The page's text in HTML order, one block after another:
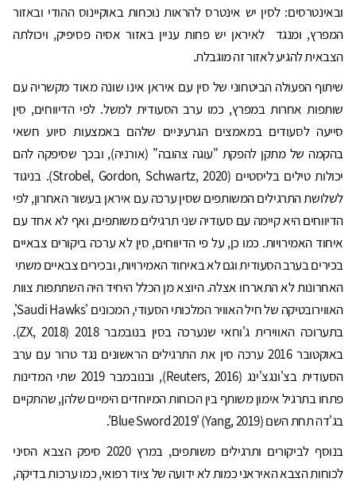
ובאינטרסים: לסין יש אינטרס להראות נוכחות באוקיינוס ההודי ובאזור
המפרץ, ומנגד לאיראן יש פחות עניין באזור אסיה פסיפיק, ויכולתה
הצבאית להגיע לאזור זה מוגבלת.
שיתוף הפעולה הביטחוני של סין עם איראן אינו שונה מאוד מקשריה עם
שותפות אחרות במפרץ, כמו ערב הסעודית למשל. לפי הדיווחים, סין
סייעה לסעודים במאמצים הגרעיניים שלהם באמצעות סיוע חשאי
בהקמה של מתקן להפקת "עוגה צהובה" (אורניה), ובכך שסיפקה להם
יכולות טילים בליסטיים (Strobel, Gordon, Schwartz, 2020). בניגוד
לשלושת התרגילים המשותפים שסין ערכה עם איראן בעשור האחרון, לפי
הדיווחים היא קיימה עם סעודיה שני תרגילים משותפים, ואף לא אחד עם
איחוד האמירויות. כמו כן, על פי הדיווחים, סין לא ערכה ביקורים צבאיים
בכירים בערב הסעודית וגם לא באיחוד האמירויות, ובכירים צבאיים משתי
האחרונות לא התארחו אצלה. היוצא מן הכלל היחיד היה השתתפות צוות
האווירובטיקה של חיל האוויר המלכותי הסעודי, המכונים 'Saudi Hawks',
בתערוכה האווירית ג'וחאי שנערכה בסין בנובמבר 2018 (ZX, 2018).
באוקטובר 2016 ערכה סין את התרגילים הראשונים נגד טרור עם ערב
הסעודית בצ'ונגצ'ינג (Reuters, 2016), ובנובמבר 2019 שתי המדינות
פתחו בתרגיל אימון משותף בין הכוחות המיוחדים הימיים שלהן, שהתקיים
בג'דה תחת השם Blue Sword 2019' (Yang, 2019)'.
בנוסף לביקורים ותרגילים משותפים, במרץ 2020 סיפק הצבא הסיני
לכוחות הצבא האיראני כמות לא ידועה של ציוד רפואי, כמו ערכות בדיקה,